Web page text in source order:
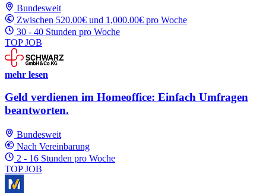
Bundesweit
Zwischen 520.00€ und 1,000.00€ pro Woche
30 - 40 Stunden pro Woche
TOP JOB
mehr lesen
Geld verdienen im Homeoffice: Einfach Umfragen
beantworten.
Bundesweit
Nach Vereinbarung
2 - 16 Stunden pro Woche
TOP JOB